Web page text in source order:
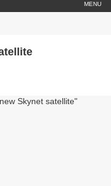
MENU